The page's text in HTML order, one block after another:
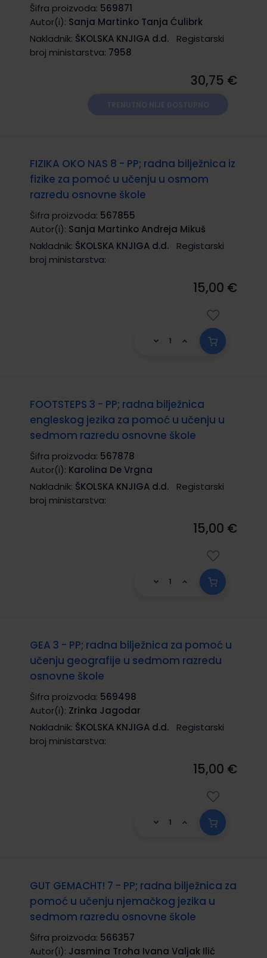
Šifra proizvoda: 569871
Autor(i): Sanja Martinko Tanja Ćulibrk
Nakladnik: ŠKOLSKA KNJIGA d.d.
Registarski
broj ministarstva: 7958
30,75 €
FIZIKA OKO NAS 8 - PP; radna bilježnica iz
fizike za pomoć u učenju u osmom
razredu osnovne škole
Šifra proizvoda: 567855
Autor(i): Sanja Martinko Andreja Mikuš
Nakladnik: ŠKOLSKA KNJIGA d.d.
Registarski
broj ministarstva:
15,00 €
FOOTSTEPS 3 - PP; radna bilježnica
engleskog jezika za pomoć u učenju u
sedmom razredu osnovne škole
Šifra proizvoda: 567878
Autor(i): Karolina De Vrgna
Nakladnik: ŠKOLSKA KNJIGA d.d.
Registarski
broj ministarstva:
15,00 €
GEA 3 - PP; radna bilježnica za pomoć u
učenju geografije u sedmom razredu
osnovne škole
Šifra proizvoda: 569498
Autor(i): Zrinka Jagodar
Nakladnik: ŠKOLSKA KNJIGA d.d.
Registarski
broj ministarstva:
15,00 €
GUT GEMACHT! 7 - PP; radna bilježnica za
pomoć u učenju njemačkog jezika u
sedmom razredu osnovne škole
Šifra proizvoda: 566357
Autor(i): Jasmina Troha Ivana Valjak Ilić